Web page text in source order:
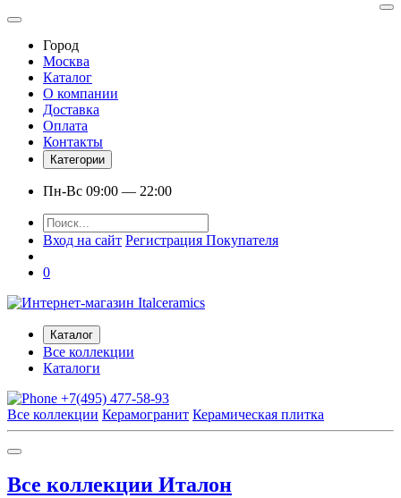
Город
Москва
Каталог
О компании
Доставка
Оплата
Контакты
Категории
Пн-Вс 09:00 — 22:00
Вход на сайт Регистрация Покупателя
0
Каталог
Все коллекции
Каталоги
+7(495) 477-58-93
Все коллекции Керамогранит Керамическая плитка
Все коллекции Италон